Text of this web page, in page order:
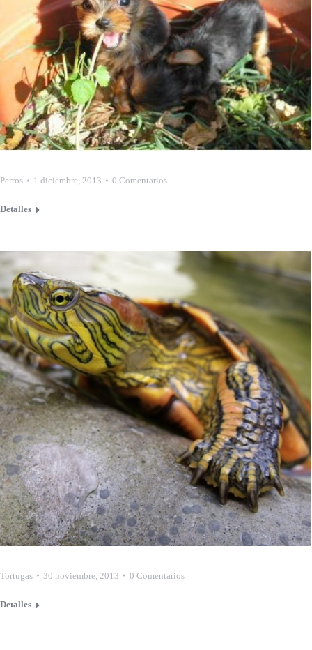
Perros 1 diciembre, 2013 0 Comentarios
Detalles
Tortugas 30 noviembre, 2013 0 Comentarios
Detalles